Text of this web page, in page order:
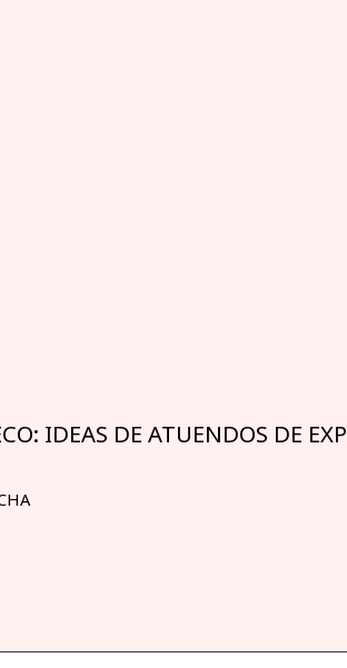
IDEAS DE ATUENDOS DE